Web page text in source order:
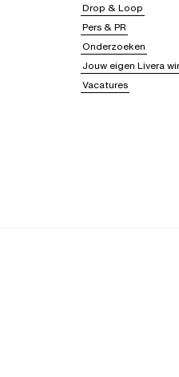
Drop & Loop
Pers & PR
Onderzoeken
Jouw eigen Livera
Vacatures